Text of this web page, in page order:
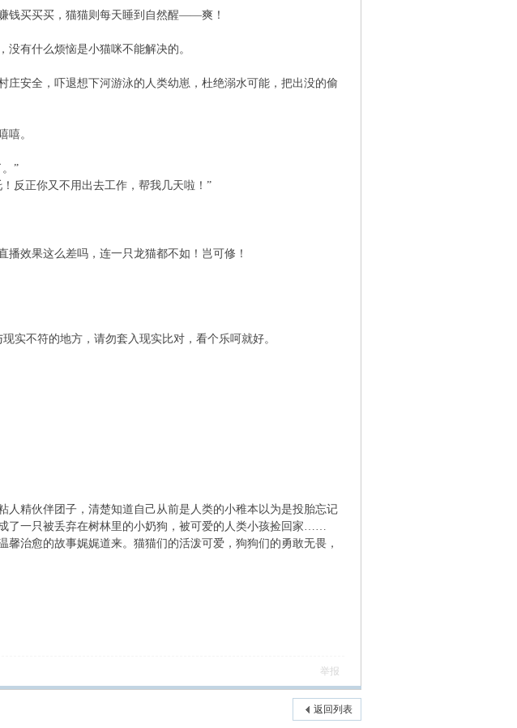
买买买，猫猫则每天睡到自然醒——爽！
有什么烦恼是小猫咪不能解决的。
安全，吓退想下河游泳的人类幼崽，杜绝溺水可能，把出没的偷
嘻。
”
反正你又不用出去工作，帮我几天啦！”
果这么差吗，连一只龙猫都不如！岂可修！
不符的地方，请勿套入现实比对，看个乐呵就好。
精伙伴团子，清楚知道自己从前是人类的小稚本以为是投胎忘记
了一只被丢弃在树林里的小奶狗，被可爱的人类小孩捡回家……
治愈的故事娓娓道来。猫猫们的活泼可爱，狗狗们的勇敢无畏，
举报
返回列表